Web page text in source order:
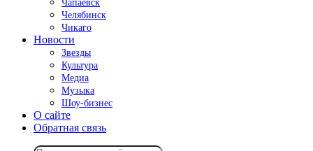
Чапаевск
Челябинск
Чикаго
Новости
Звезды
Культура
Медиа
Музыка
Шоу-бизнес
О сайте
Обратная связь